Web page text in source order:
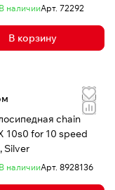
В наличииАрт. 72292
В корзину
chain
10s0 for 10 speed
Silver
В наличииАрт. 8928136